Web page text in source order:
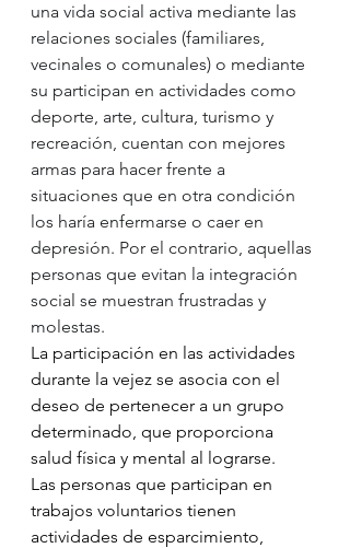
una vida social activa mediante las
relaciones sociales (familiares,
vecinales o comunales) o mediante
su participan en actividades como
deporte, arte, cultura, turismo y
recreación, cuentan con mejores
armas para hacer frente a
situaciones que en otra condición
los haría enfermarse o caer en
depresión. Por el contrario, aquellas
personas que evitan la integración
social se muestran frustradas y
molestas.
La participación en las actividades
durante la vejez se asocia con el
deseo de pertenecer a un grupo
determinado, que proporciona
salud física y mental al lograrse.
Las personas que participan en
trabajos voluntarios tienen
actividades de esparcimiento,